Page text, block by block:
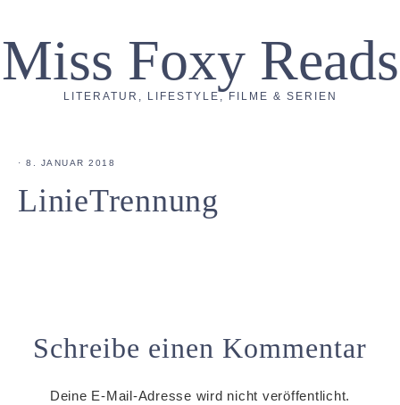
Miss Foxy Reads
LITERATUR, LIFESTYLE, FILME & SERIEN
· 8. JANUAR 2018
LinieTrennung
Schreibe einen Kommentar
Deine E-Mail-Adresse wird nicht veröffentlicht.